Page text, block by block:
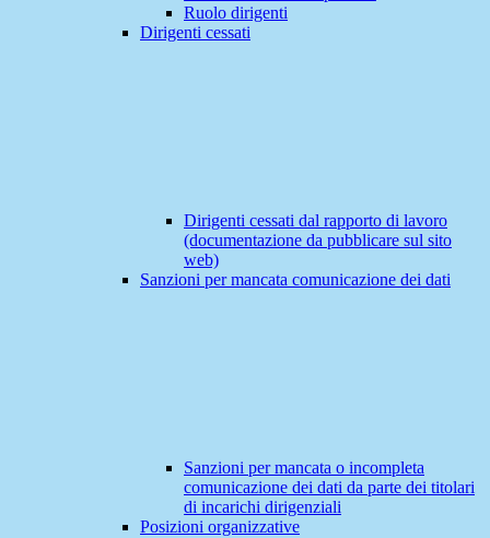
Ruolo dirigenti
Dirigenti cessati
Dirigenti cessati dal rapporto di lavoro
(documentazione da pubblicare sul sito
web)
Sanzioni per mancata comunicazione dei dati
Sanzioni per mancata o incompleta
comunicazione dei dati da parte dei titolari
di incarichi dirigenziali
Posizioni organizzative